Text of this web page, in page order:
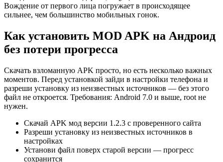
Вождение от первого лица погружает в происходящее
сильнее, чем большинство мобильных гонок.
Как установить MOD APK на Андроид
без потери прогресса
Скачать взломанную APK просто, но есть несколько важных
моментов. Перед установкой зайди в настройки телефона и
разреши установку из неизвестных источников — без этого
файл не откроется. Требования: Android 7.0 и выше, root не
нужен.
Скачай APK мод версии 1.2.3 с проверенного сайта
Разреши установку из неизвестных источников в
настройках
Установи файл поверх старой версии — прогресс
сохранится